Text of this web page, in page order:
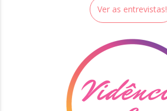
Ver as entrevistas!